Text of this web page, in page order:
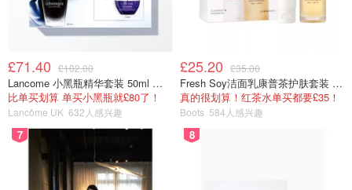
Gucci双排扣复古洋红色西装外套传承经典，意大利纯手工
穿的同款哟！在穿搭方面可参考模特搭配对比鲜明的T恤强
化颈部提亮脸色，下身可以穿深色长裤或者牛仔裤，打造修
长比例，突出洋红西装带来的视觉冲击效果！（
购买链
接）
£71.40 £102.00
Lancome 小黑瓶精华套装 50ml 价值£162
比单买划算 单买小黑瓶就£80了！
Lancôme UK 632人感兴趣
£25.20 £35.00
Fresh Soy洁面乳康普茶护肤套装 100ml
真的很划算！红茶水单买都要£35！
Boots 584人感兴趣
7 8